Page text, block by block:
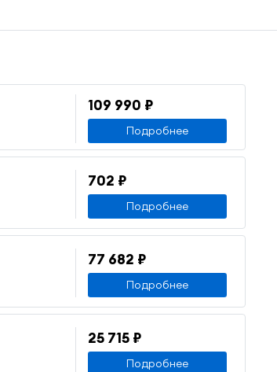
109 990 ₽
Подробнее
702 ₽
Подробнее
77 682 ₽
Подробнее
25 715 ₽
Подробнее